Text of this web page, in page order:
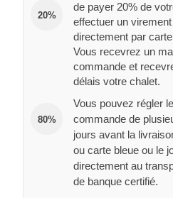
20%
de payer 20% de
effectuer un
directement par
Vous recevrez un
commande et
délais votre chalet.
80%
Vous pouvez régler
commande de
jours avant la
ou carte bleue ou le
directement au
de banque certifié.